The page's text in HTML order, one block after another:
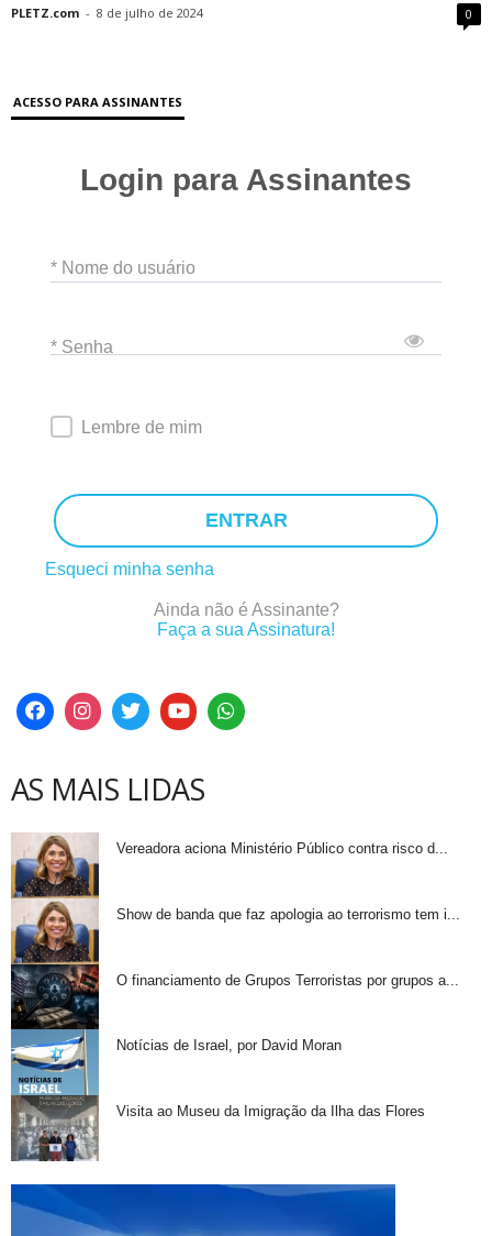
PLETZ.com - 8 de julho de 2024 0
ACESSO PARA ASSINANTES
Login para Assinantes
* Nome do usuário
* Senha
Lembre de mim
ENTRAR
Esqueci minha senha
Ainda não é Assinante?
Faça a sua Assinatura!
AS MAIS LIDAS
Vereadora aciona Ministério Público contra risco d...
Show de banda que faz apologia ao terrorismo tem i...
O financiamento de Grupos Terroristas por grupos a...
Notícias de Israel, por David Moran
Visita ao Museu da Imigração da Ilha das Flores